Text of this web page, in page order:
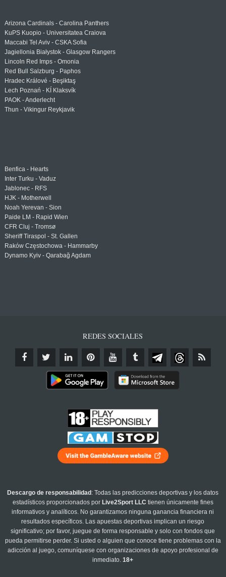
Arizona Cardinals - Carolina Panthers
KuPS Kuopio - Universitatea Craiova
Maccabi Tel Aviv - CSKA Sofia
Jagiellonia Białystok - Glasgow Rangers
Lincoln Red Imps - Omonia
Red Bull Salzburg - Paphos
Hradec Králové - Beşiktaş
Lech Poznań - KÍ Klaksvík
PAOK - Anderlecht
Thun - Vikingur Reykjavik
Benfica - Hearts
Inter Turku - Vaduz
Jablonec - RFS
HJK - Motherwell
Noah Yerevan - Sion
Paide LM - Rapid Wien
CFR Cluj - Tromsø
Sheriff Tiraspol - St. Gallen
Raków Częstochowa - Hammarby
Dynamo Kyiv - Qarabağ Agdam
REDES SOCIALES
Descargo de responsabilidad : Todas las predicciones deportivas y los datos
estadísticos proporcionados por Live2Sport LLC tienen únicamente fines
informativos y analíticos. No garantizamos ninguna ganancia financiera ni
resultados específicos. Las apuestas deportivas implican un riesgo
significativo; por favor, juegue de forma responsable y solo con fondos que
pueda permitirse perder. Si usted o alguien que conoce tiene problemas con la
adicción al juego, comuníquese con organizaciones de apoyo profesional de
inmediato.18+